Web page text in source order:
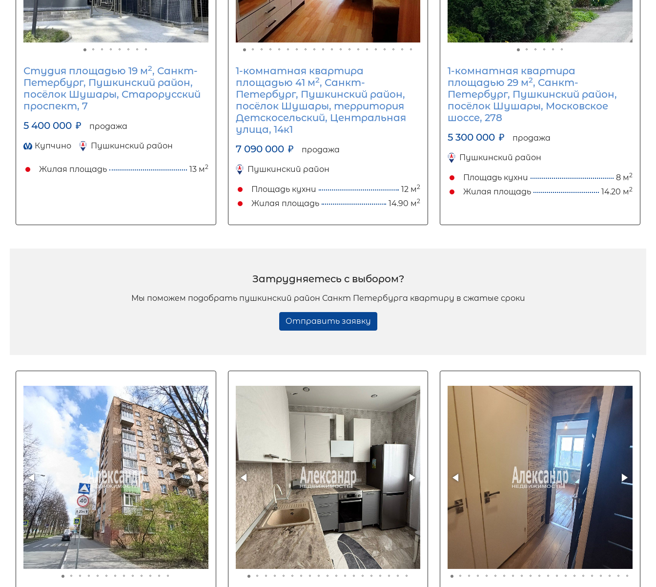
Студия площадью 19 м2, Санкт-
Петербург, Пушкинский район,
посёлок Шушары, Старорусский
проспект, 7
5 400 000 ₽ продажа
Купчино Пушкинский район
Жилая площадь 13 м2
1-комнатная квартира
площадью 41 м2, Санкт-
Петербург, Пушкинский район,
посёлок Шушары, территория
Детскосельский, Центральная
улица, 14к1
7 090 000 ₽ продажа
Пушкинский район
Площадь кухни 12 м2
Жилая площадь 14.90 м2
1-комнатная квартира
площадью 29 м2, Санкт-
Петербург, Пушкинский район,
посёлок Шушары, Московское
шоссе, 278
5 300 000 ₽ продажа
Пушкинский район
Площадь кухни 8 м2
Жилая площадь 14.20 м2
Затрудняетесь с выбором?
Мы поможем подобрать пушкинский район Санкт Петербурга квартиру в сжатые сроки
Отправить заявку